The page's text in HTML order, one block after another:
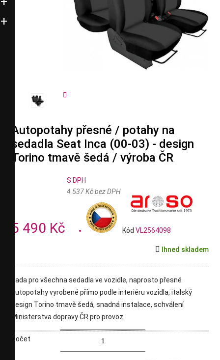


Autopotahy přesné / potahy na
sedadla Seat Inca (00-03) - design
Torino tmavě šedá / výroba ČR
5 490 Kč
S DPH
4 537 Kč bez DPH
Kód VL2564098
 Ihned skladem
sada pro všechna sedadla ve vozidle, naprosto přesné
autopotahy vyrobené přímo podle interiéru vozidla, italský
design Torino tmavě šedá, snadná instalace, schválení
Ministerstva dopravy ČR pro provoz
Počet